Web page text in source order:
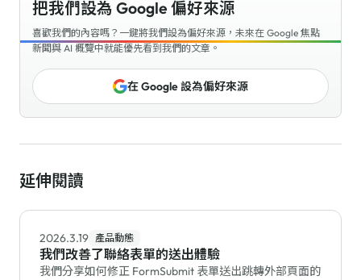
把我們設為 Google 偏好來源
喜歡我們的內容嗎？一鍵將我們設為偏好來源，未來在 Google 焦點
新聞與 AI 概覽中就能優先看到我們的文章。
在 Google 設為偏好來源
延伸閱讀
2026.3.19 產品動態
我們改善了聯絡表單的送出體驗
我們分享如何修正 FormSubmit 表單送出跳轉外部頁面的